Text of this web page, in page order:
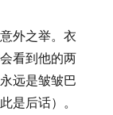
外之举。衣
看到他的两
远是皱皱巴
是后话）。